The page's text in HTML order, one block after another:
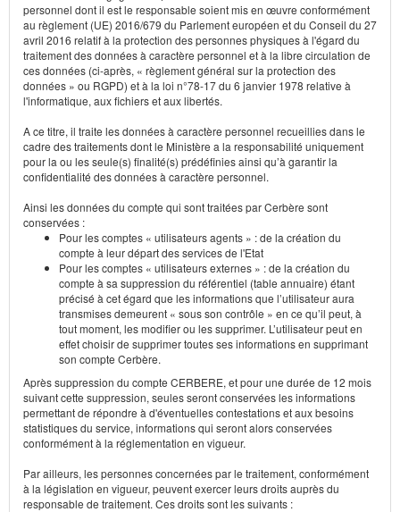
personnel dont il est le responsable soient mis en œuvre conformément
au règlement (UE) 2016/679 du Parlement européen et du Conseil du 27
avril 2016 relatif à la protection des personnes physiques à l'égard du
traitement des données à caractère personnel et à la libre circulation de
ces données (ci-après, « règlement général sur la protection des
données » ou RGPD) et à la loi n°78-17 du 6 janvier 1978 relative à
l'informatique, aux fichiers et aux libertés.
A ce titre, il traite les données à caractère personnel recueillies dans le
cadre des traitements dont le Ministère a la responsabilité uniquement
pour la ou les seule(s) finalité(s) prédéfinies ainsi qu’à garantir la
confidentialité des données à caractère personnel.
Ainsi les données du compte qui sont traitées par Cerbère sont
conservées :
Pour les comptes « utilisateurs agents » : de la création du
compte à leur départ des services de l'Etat
Pour les comptes « utilisateurs externes » : de la création du
compte à sa suppression du référentiel (table annuaire) étant
précisé à cet égard que les informations que l’utilisateur aura
transmises demeurent « sous son contrôle » en ce qu’il peut, à
tout moment, les modifier ou les supprimer. L’utilisateur peut en
effet choisir de supprimer toutes ses informations en supprimant
son compte Cerbère.
Après suppression du compte CERBERE, et pour une durée de 12 mois
suivant cette suppression, seules seront conservées les informations
permettant de répondre à d'éventuelles contestations et aux besoins
statistiques du service, informations qui seront alors conservées
conformément à la réglementation en vigueur.
Par ailleurs, les personnes concernées par le traitement, conformément
à la législation en vigueur, peuvent exercer leurs droits auprès du
responsable de traitement. Ces droits sont les suivants :